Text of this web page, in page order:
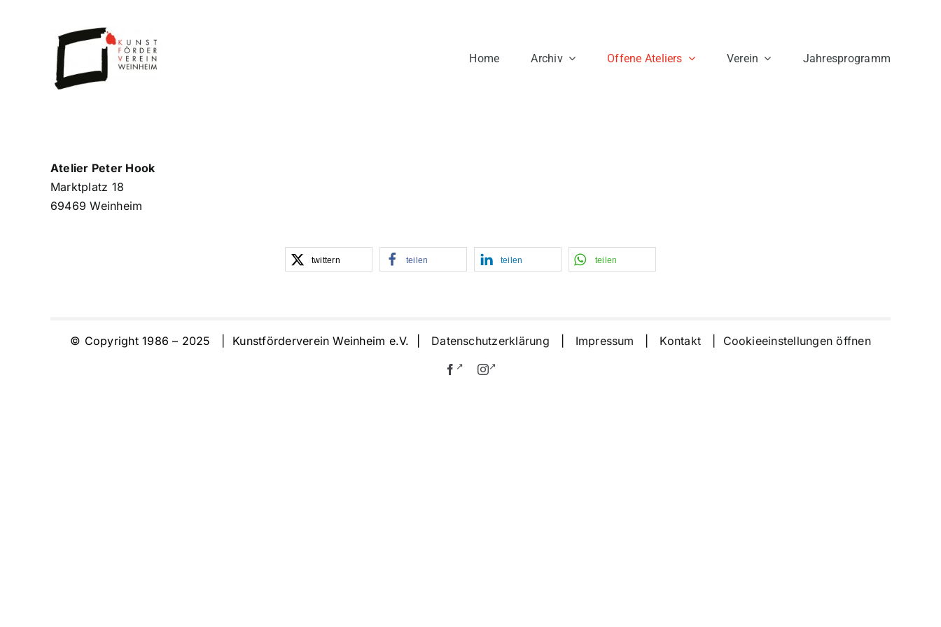
Home Archiv Offene Ateliers Verein Jahresprogramm
Atelier Peter Hook
Marktplatz 18
69469 Weinheim
twittern teilen teilen teilen
© Copyright 1986 – 2025 | Kunstförderverein Weinheim e.V. | Datenschutzerklärung Impressum Kontakt Cookieeinstellungen öffnen